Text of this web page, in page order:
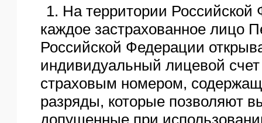
1. На территории Российской
каждое застрахованное лицо
Российской Федерации
индивидуальный лицевой
страховым номером,
разряды, которые позволяют
допущенные при